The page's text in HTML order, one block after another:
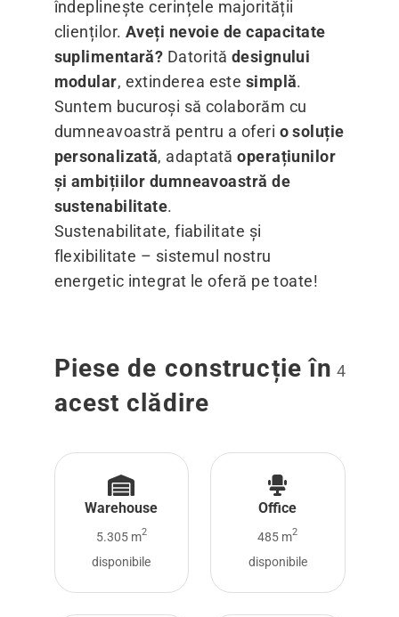
îndeplinește cerințele majorității
clienților. Aveți nevoie de capacitate
suplimentară? Datorită designului
modular, extinderea este simplă.
Suntem bucuroși să colaborăm cu
dumneavoastră pentru a oferi o soluție
personalizată, adaptatăoperațiunilor
și ambițiilor dumneavoastră de
sustenabilitate.
Sustenabilitate, fiabilitate și
flexibilitate – sistemul nostru
energetic integrat le oferă pe toate!
Piese de construcție în
acest clădire
4
Warehouse
5.305 m2
disponibile
Office
485 m2
disponibile